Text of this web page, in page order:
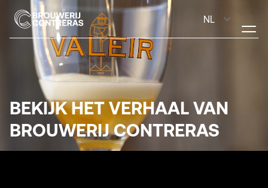
BEKIJK HET VERHAAL VAN
BROUWERIJ CONTRERAS